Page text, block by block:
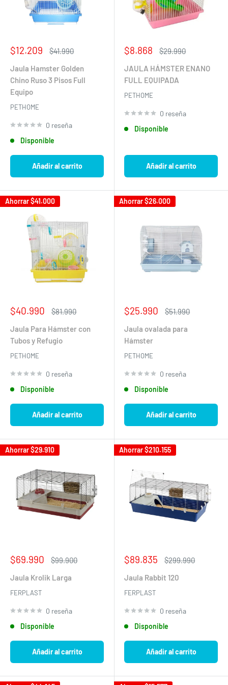
Precio
venta
$12.209
Precio
$41.990
Jaula Hamster Golden
Chino Ruso 3 Pisos Full
Equipo
PETHOME
0 reseña
Disponible
Añadir al carrito
Precio
venta
$8.868
Precio
$29.990
JAULA HÁMSTER ENANO
FULL EQUIPADA
PETHOME
0 reseña
Disponible
Añadir al carrito
Ahorrar$41.000
Precio
venta
$40.990
Precio
$81.990
Jaula Para Hámster con
Tubos y Refugio
PETHOME
0 reseña
Disponible
Añadir al carrito
Ahorrar$26.000
Precio
venta
$25.990
Precio
$51.990
Jaula ovalada para
Hámster
PETHOME
0 reseña
Disponible
Añadir al carrito
Ahorrar$29.910
Precio
venta
$69.990
Precio
$99.900
Jaula Krolik Larga
FERPLAST
0 reseña
Disponible
Añadir al carrito
Ahorrar$210.155
Precio
venta
$89.835
Precio
$299.990
Jaula Rabbit 120
FERPLAST
0 reseña
Disponible
Añadir al carrito